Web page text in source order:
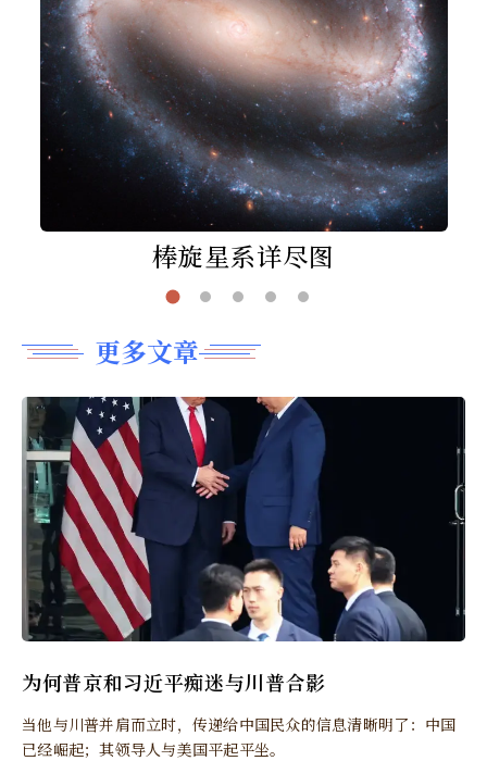
棒旋星系详尽图
更多文章
为何普京和习近平痴迷与川普合影
当他与川普并肩而立时，传递给中国民众的信息清晰明了：中国
已经崛起；其领导人与美国平起平坐。